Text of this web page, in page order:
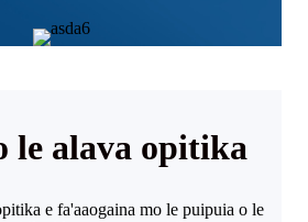
le alava opitika
e fa'aaogaina mo le puipuia o le